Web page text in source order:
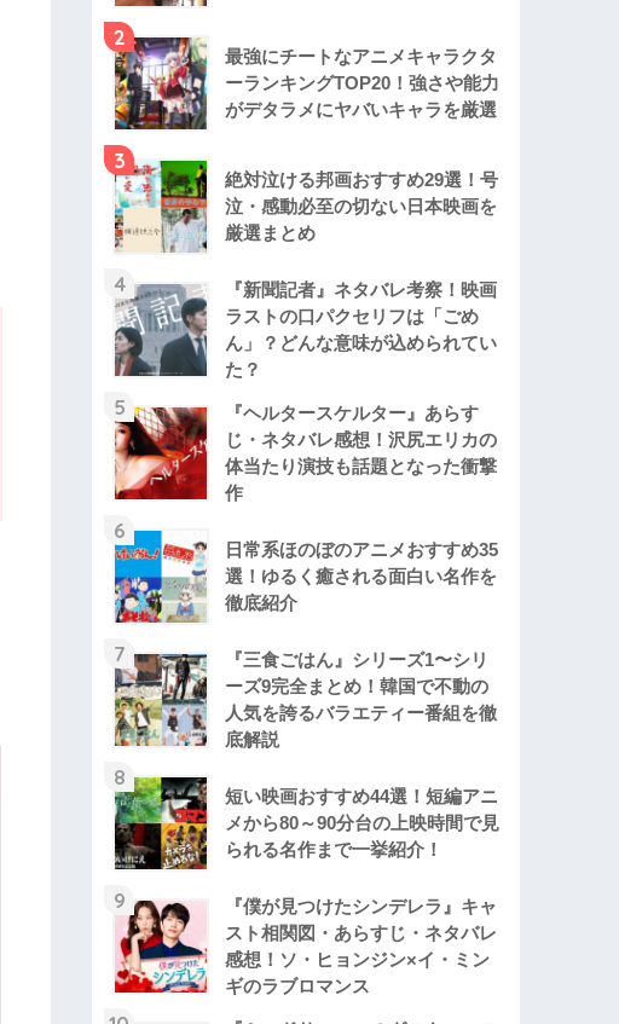
2
最強にチートなアニメキャラクタ
ーランキングTOP20！強さや能力
がデタラメにヤバいキャラを厳選
3
絶対泣ける邦画おすすめ29選！号
泣・感動必至の切ない日本映画を
厳選まとめ
4
『新聞記者』ネタバレ考察！映画
ラストの口パクセリフは「ごめ
ん」？どんな意味が込められてい
た？
5
『ヘルタースケルター』あらす
じ・ネタバレ感想！沢尻エリカの
体当たり演技も話題となった衝撃
作
6
日常系ほのぼのアニメおすすめ35
選！ゆるく癒される面白い名作を
徹底紹介
7
『三食ごはん』シリーズ1〜シリ
ーズ9完全まとめ！韓国で不動の
人気を誇るバラエティー番組を徹
底解説
8
短い映画おすすめ44選！短編アニ
メから80～90分台の上映時間で見
られる名作まで一挙紹介！
9
『僕が見つけたシンデレラ』キャ
スト相関図・あらすじ・ネタバレ
感想！ソ・ヒョンジン×イ・ミン
ギのラブロマンス